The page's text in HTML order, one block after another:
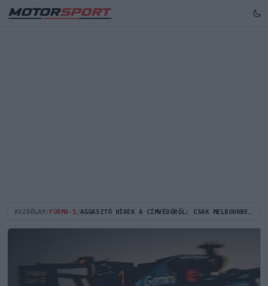
KEZDŐLAP FORMA-1 AGGASZTÓ HÍREK A CÍMVÉDŐRŐL: CSAK MELBOURNE UTÁN ÉRKEZHET EGY KULCSFONTOSSÁGÚ FEJLESZTÉS